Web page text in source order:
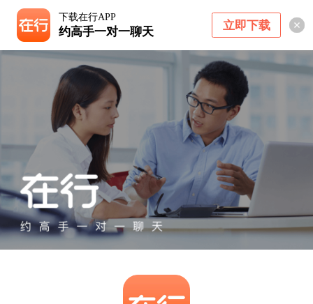
下载在行APP
约高手一对一聊天 立即下载